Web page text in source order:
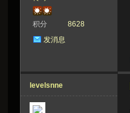
积分
8628
发消息
levelsnne